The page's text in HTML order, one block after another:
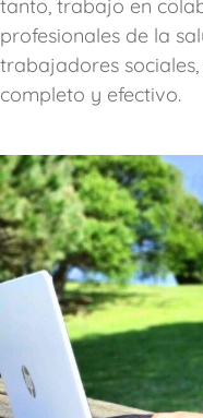
tanto, trabajo en
profesionales de la
trabajadores
completo y efectivo.